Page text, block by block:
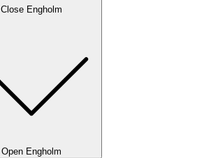
Close Engholm
Open Engholm